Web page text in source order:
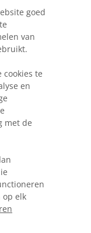
je een
beste keuze
van mijn
goed
van
cookies te
en
met de
op elk